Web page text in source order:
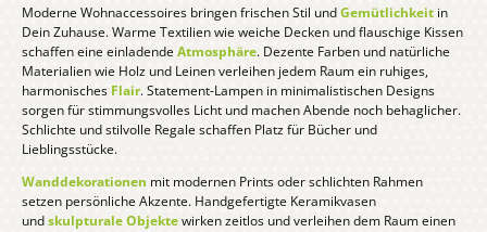
Moderne Wohnaccessoires bringen frischen Stil undGemütlichkeit in
Dein Zuhause. Warme Textilien wie weiche Decken und flauschige Kissen
schaffen eine einladende Atmosphäre. Dezente Farben und natürliche
Materialien wie Holz und Leinen verleihen jedem Raum ein ruhiges,
harmonisches Flair. Statement-Lampen in minimalistischen Designs
sorgen für stimmungsvolles Licht und machen Abende noch behaglicher.
Schlichte und stilvolle Regale schaffen Platz für Bücher und
Lieblingsstücke.
Wanddekorationen mit modernen Prints oder schlichten Rahmen
setzen persönliche Akzente. Handgefertigte Keramikvasen
undskulpturale Objektewirken zeitlos und verleihen dem Raum einen